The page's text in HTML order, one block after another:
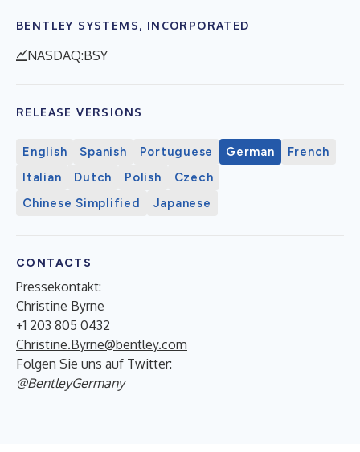
BENTLEY SYSTEMS, INCORPORATED
NASDAQ:BSY
RELEASE VERSIONS
English Spanish Portuguese German
French
Italian
Dutch Polish
Czech
Chinese Simplified
Japanese
CONTACTS
Pressekontakt:
Christine Byrne
+1 203 805 0432
Christine.Byrne@bentley.com
Folgen Sie uns auf Twitter:
@BentleyGermany